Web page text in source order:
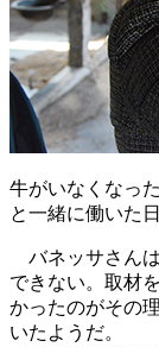
牛がいなくなっ
と一緒に働いた
バネッサさん
できない。取材
かったのがその
いたようだ。